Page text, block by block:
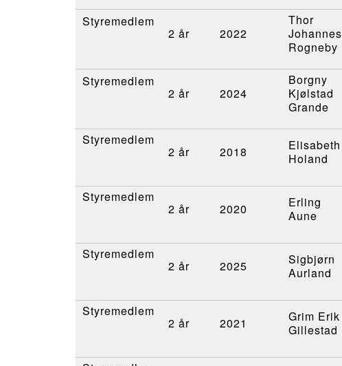
Styremedlem
2 år 2022
Thor
Johannes
Rogneby
Styremedlem
2 år 2024
Borgny
Kjølstad
Grande
Styremedlem
2 år 2018
Elisabeth
Holand
Styremedlem
2 år 2020
Erling
Aune
Styremedlem
2 år 2025
Sigbjørn
Aurland
Styremedlem
2 år 2021
Grim Erik
Gillestad